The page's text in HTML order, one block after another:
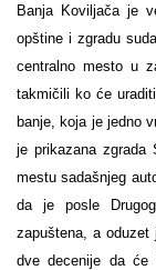
Banja Koviljača je
opštine i zgradu
centralno mesto u
takmičili ko će
banje, koja je jedno
je prikazana zgrada
mestu sadašnjeg
da je posle
zapuštena, a
dve decenije da će